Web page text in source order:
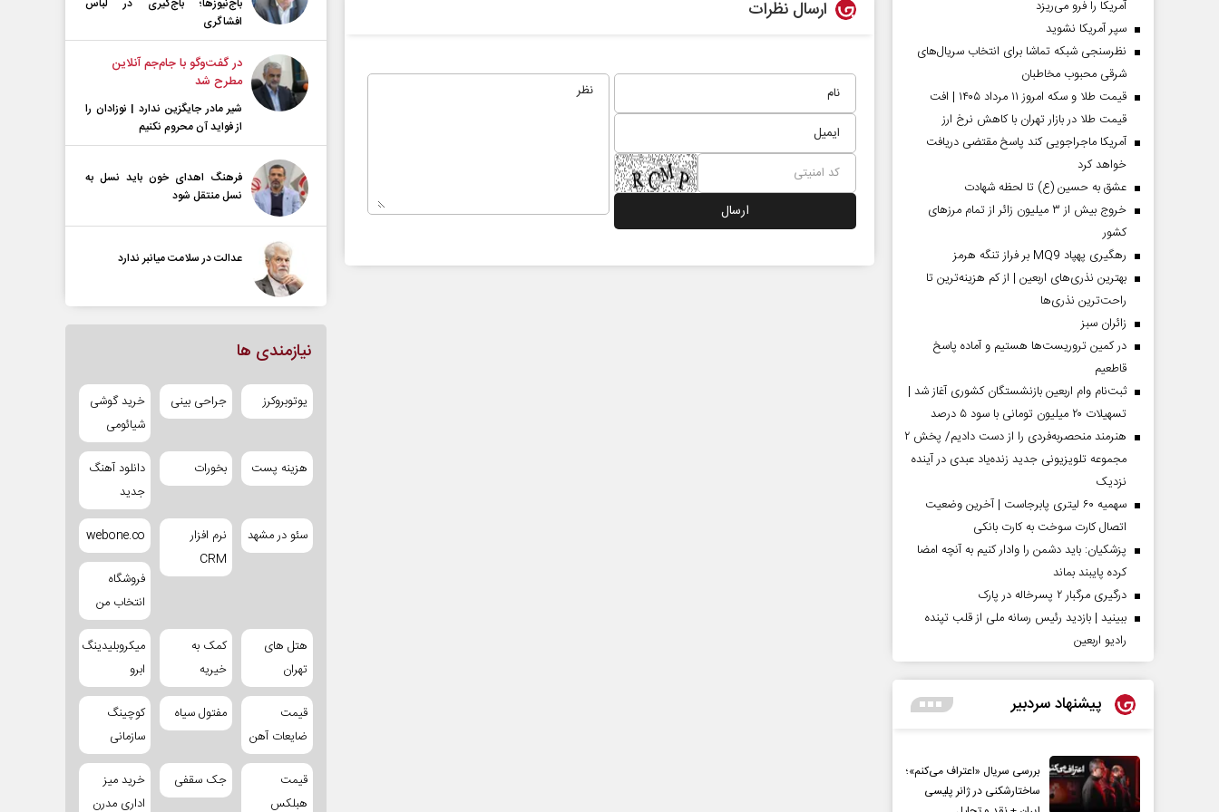
ارسال نظرات
آمریکا را فرو می‌ریزد
سپر آمریکا نشوید
نظرسنجی شبکه تماشا برای انتخاب سریال‌های
شرقی محبوب مخاطبان
قیمت طلا و سکه امروز ۱۱ مرداد ۱۴۰۵ | افت
قیمت طلا در بازار تهران با کاهش نرخ ارز
آمریکا ماجراجویی کند پاسخ مقتضی دریافت
خواهد کرد
عشق به حسین (ع) تا لحظه شهادت
خروج بیش از ۳ میلیون زائر از تمام مرز‌های
کشور
رهگیری پهپاد MQ9 بر فراز تنگه هرمز
بهترین نذری‌های اربعین | از کم هزینه‌ترین تا
راحت‌ترین نذری‌ها
‌زائران سبز
در کمین تروریست‌ها هستیم و آماده پاسخ
قاطعیم
ثبت‌نام وام اربعین بازنشستگان کشوری آغاز شد |
تسهیلات ۲۰ میلیون تومانی با سود ۵ درصد
هنرمند منحصر‌به‌فردی را از دست دادیم/ پخش ۲
مجموعه تلویزیونی جدید زنده‌یاد عبدی در آینده
نزدیک
سهمیه ۶۰ لیتری پابرجاست | آخرین وضعیت
اتصال کارت سوخت به کارت بانکی
پزشکیان: باید دشمن را وادار کنیم به آنچه امضا
کرده پایبند بماند
درگیری مرگبار ۲ پسرخاله در پارک
ببینید | بازدید رئیس رسانه ملی از قلب تپنده
رادیو اربعین
پیشنهاد سردبیر
بررسی سریال «اعتراف می‌کنم»؛
ساختارشکنی در ژانر پلیسی
باج‌نیوزها؛ باج‌گیری در لباس
افشاگری
در گفت‌و‌گو با جام‌جم آنلاین
مطرح شد
شیر مادر جایگزین ندارد | نوزادان را
از فواید آن محروم نکنیم
فرهنگ اهدای خون باید نسل به
نسل منتقل شود
عدالت در سلامت میانبر ندارد
نیازمندی ها
یوتوبروکرز جراحی بینی
خرید گوشی
شیائومی
هزینه پست بخورات
دانلود آهنگ
جدید
سئو در مشهد
نرم افزار
CRM
webone.co
فروشگاه
انتخاب من
هتل های
تهران
کمک به
خیریه
میکروبلیدینگ
ابرو
قیمت
ضایعات آهن
مفتول سیاه
کوچینگ
سازمانی
قیمت
هبلکس
جک سقفی
خرید میز
اداری مدرن